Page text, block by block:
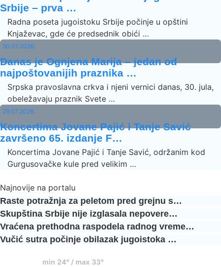
Srbije – prva …
Radna poseta jugoistoku Srbije počinje u opštini
Knjaževac, gde će predsednik obići …
30.07.2026.
Danas je Ognjena Marija – jedan od
najpoštovanijih praznika …
Srpska pravoslavna crkva i njeni vernici danas, 30. jula,
obeležavaju praznik Svete …
29.07.2026.
Koncertima Jovane Pajić i Tanje Savić
završeno 65. izdanje F…
Koncertima Jovane Pajić i Tanje Savić, održanim kod
Gurgusovačke kule pred velikim …
Najnovije na portalu
Raste potražnja za peletom pred grejnu s…
Skupština Srbije nije izglasala nepovere…
Vraćena prethodna raspodela radnog vreme…
Vučić sutra počinje obilazak jugoistoka …
min 24° / max 33°